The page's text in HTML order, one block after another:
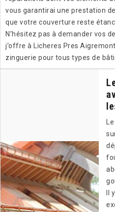
vous garantirai une prestation
que votre couverture reste
N’hésitez pas à demander vos
j’offre à Licheres Pres
zinguerie pour tous types de
Il